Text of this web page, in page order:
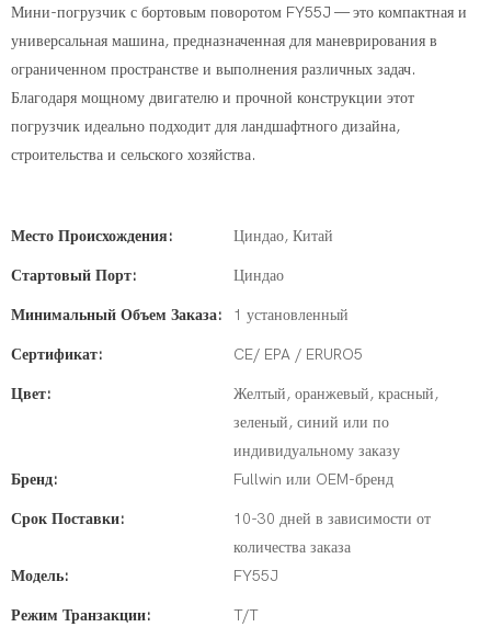
Мини-погрузчик с бортовым поворотом FY55J — это компактная и
универсальная машина, предназначенная для маневрирования в
ограниченном пространстве и выполнения различных задач.
Благодаря мощному двигателю и прочной конструкции этот
погрузчик идеально подходит для ландшафтного дизайна,
строительства и сельского хозяйства.
Место Происхождения: Циндао, Китай
Стартовый Порт: Циндао
Минимальный Объем Заказа: 1 установленный
Сертификат: CE/ EPA / ERURO5
Цвет:
Желтый, оранжевый, красный,
зеленый, синий или по
индивидуальному заказу
Бренд:
Fullwin или OEM-бренд
Срок Поставки:
10-30 дней в зависимости от
количества заказа
Модель:
FY55J
Режим Транзакции: T/T